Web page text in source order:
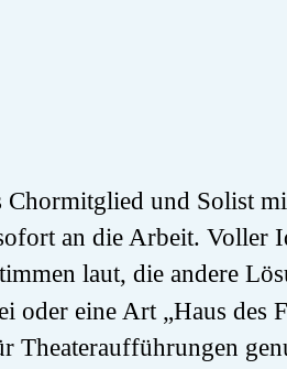
und Solist
an die Arbeit. Voller
laut, die andere
oder eine Art „Haus des
Theateraufführungen